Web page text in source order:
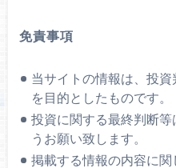
免責事項
当サイトの情報は、投
を目的としたものです。
投資に関する最終判断
うお願い致します。
掲載する情報の内容に